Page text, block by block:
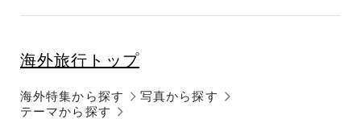
海外旅行トップ
海外特集から探す
テーマから探す
写真から探す